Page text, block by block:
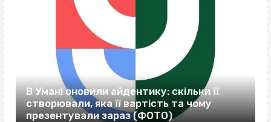
В Умані оновили айдентику: скільки її
створювали, яка її вартість та чому
презентували зараз (ФОТО)